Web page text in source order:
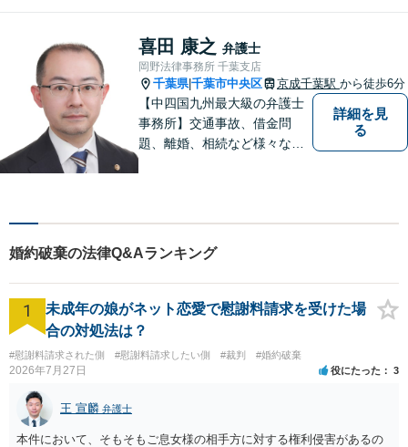
い！
喜田 康之 弁護士
岡野法律事務所 千葉支店
千葉県|千葉市中央区 京成千葉駅 から徒歩6分
【中四国九州最大級の弁護士
事務所】交通事故、借金問
題、離婚、相続など様々な問
い！
詳細を見
る
婚約破棄の法律Q&Aランキング
1
未成年の娘がネット恋愛で慰謝料請求を受けた場
合の対処法は？
#慰謝料請求された側 #慰謝料請求したい側 #裁判 #婚約破棄
2026年7月27日 役にたった 3
王 宣麟 弁護士
本件において、そもそもご息女様の相手方に対する権利侵害があるの